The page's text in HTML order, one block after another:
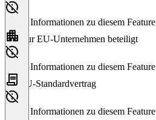
Keine Informationen zu diesem Feature
Nur EU-Unternehmen beteiligt
Keine Informationen zu diesem Feature
EU-Standardvertrag
Keine Informationen zu diesem Feature